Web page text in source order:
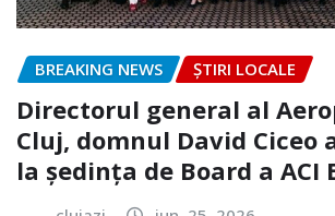
BREAKING NEWS ȘTIRI LOCALE
Directorul general al
Cluj, domnul David Ciceo
la ședința de Board a ACI